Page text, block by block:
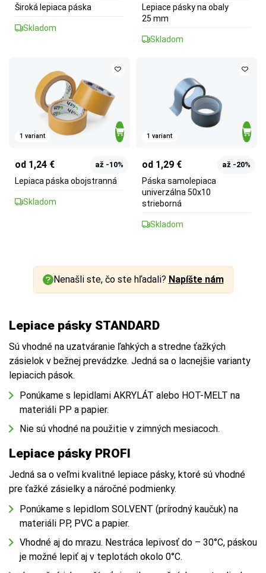
Široká lepiaca páska
Skladom
Lepiace pásky na obaly
25 mm
Skladom
1 variant
od 1,24 € až -10%
Lepiaca páska obojstranná
Skladom
1 variant
od 1,29 € až -20%
Páska samolepiaca
univerzálna 50x10
strieborná
Skladom
Nenašli ste, čo ste hľadali? Napíšte nám
Lepiace pásky STANDARD
Sú vhodné na uzatváranie ľahkých a stredne ťažkých
zásielok v bežnej prevádzke. Jedná sa o lacnejšie varianty
lepiacich pások.
Ponúkame s lepidlami AKRYLÁT alebo HOT-MELT na
materiáli PP a papier.
Nie sú vhodné na použitie v zimných mesiacoch.
Lepiace pásky PROFI
Jedná sa o veľmi kvalitné lepiace pásky, ktoré sú vhodné
pre ťažké zásielky a náročné podmienky.
Ponúkame s lepidlom SOLVENT (prírodný kaučuk) na
materiáli PP, PVC a papier.
Vhodné aj do mrazu. Nestráca lepivosť do – 30°C, páskou
je možné lepiť aj v teplotách okolo 0°C.